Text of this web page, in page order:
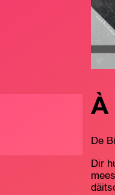
À
De
Dir